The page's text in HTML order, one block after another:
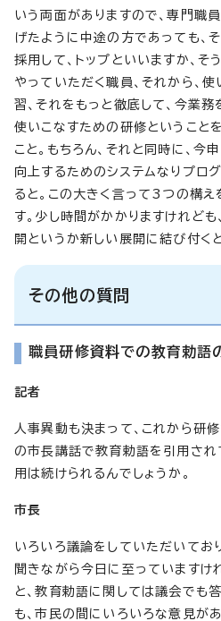
いう両面がありますので、専門職
げたように中途の方であっても、
採用して、トップといいますか、
やっていただく職員、それから、
習、それをもっと徹底して、今業
使いこなすための研修ということ
こと。もちろん、それと同時に、今
向上するためのシステムなりプロ
ると。この大きく言って3つの構
す。少し時間がかかりますけれど
開というか新しい展開に結び付く
その他の質問
職員研修資料での教育勅語
記者
人事異動も決まって、これから研
の市長講話で教育勅語を引用され
用は続けられるんでしょうか。
市長
いろいろ議論をしていただいてお
聞きながら今日に至っていますけ
と、教育勅語に関しては議会でも
も、市民の間にいろいろな意見が